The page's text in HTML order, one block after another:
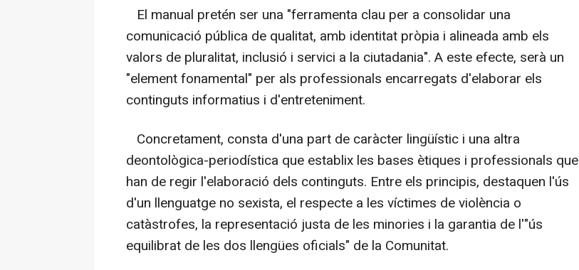
El manual pretén ser una "ferramenta clau per a consolidar una
comunicació pública de qualitat, amb identitat pròpia i alineada amb els
valors de pluralitat, inclusió i servici a la ciutadania". A este efecte, serà un
"element fonamental" per als professionals encarregats d'elaborar els
continguts informatius i d'entreteniment.
Concretament, consta d'una part de caràcter lingüístic i una altra
deontològica-periodística que establix les bases ètiques i professionals que
han de regir l'elaboració dels continguts. Entre els principis, destaquen l'ús
d'un llenguatge no sexista, el respecte a les víctimes de violència o
catàstrofes, la representació justa de les minories i la garantia de l'"ús
equilibrat de les dos llengües oficials" de la Comunitat.